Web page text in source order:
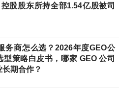
股股东所持全部1.54亿股被司
务商怎么选？2026年度GEO公
型策略白皮书，哪家 GEO 公司
期合作？